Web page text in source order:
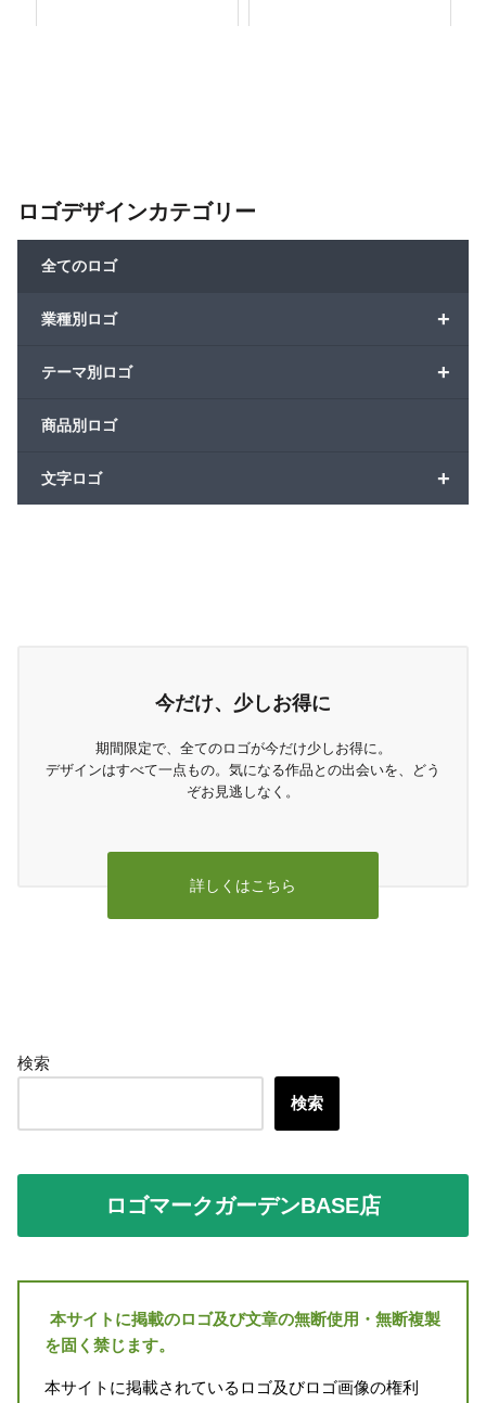
ロゴデザインカテゴリー
全てのロゴ
+
業種別ロゴ
+
テーマ別ロゴ
商品別ロゴ
+
文字ロゴ
今だけ、少しお得に
期間限定で、全てのロゴが今だけ少しお得に。
デザインはすべて一点もの。気になる作品との出会いを、どう
ぞお見逃しなく。
詳しくはこちら
検索
検索
ロゴマークガーデンBASE店
本サイトに掲載のロゴ及び文章の無断使用・無断複製
を固く禁じます。
本サイトに掲載されているロゴ及びロゴ画像の権利